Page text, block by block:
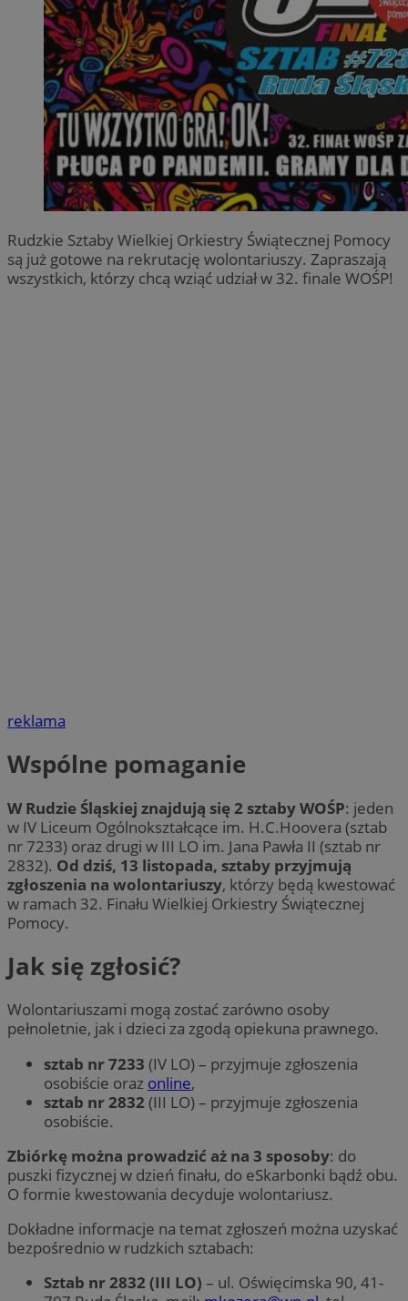
Rudzkie Sztaby Wielkiej Orkiestry Świątecznej Pomocy
są już gotowe na rekrutację wolontariuszy. Zapraszają
wszystkich, którzy chcą wziąć udział w 32. finale WOŚP!
reklama
Wspólne pomaganie
W Rudzie Śląskiej znajdują się 2 sztaby WOŚP: jeden
w IV Liceum Ogólnokształcące im. H.C.Hoovera (sztab
nr 7233) oraz drugi w III LO im. Jana Pawła II (sztab nr
2832). Od dziś, 13 listopada, sztaby przyjmują
zgłoszenia na wolontariuszy, którzy będą kwestować
w ramach 32. Finału Wielkiej Orkiestry Świątecznej
Pomocy.
Jak się zgłosić?
Wolontariuszami mogą zostać zarówno osoby
pełnoletnie, jak i dzieci za zgodą opiekuna prawnego.
sztab nr 7233 (IV LO) – przyjmuje zgłoszenia
osobiście oraz online,
sztab nr 2832 (III LO) – przyjmuje zgłoszenia
osobiście.
Zbiórkę można prowadzić aż na 3 sposoby: do
puszki fizycznej w dzień finału, do eSkarbonki bądź obu.
O formie kwestowania decyduje wolontariusz.
Dokładne informacje na temat zgłoszeń można uzyskać
bezpośrednio w rudzkich sztabach:
Sztab nr 2832 (III LO) – ul. Oświęcimska 90, 41-